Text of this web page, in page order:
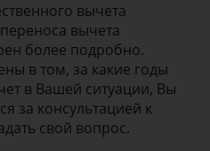
вычета
вычета
более подробно.
в том, за какие годы
в Вашей ситуации, Вы
за консультацией к
свой вопрос.